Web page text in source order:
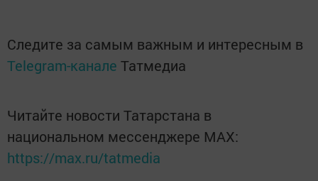
Следите за самым важным и интересным в
Telegram-канале Татмедиа
Читайте новости Татарстана в
национальном мессенджере MАХ:
https://max.ru/tatmedia